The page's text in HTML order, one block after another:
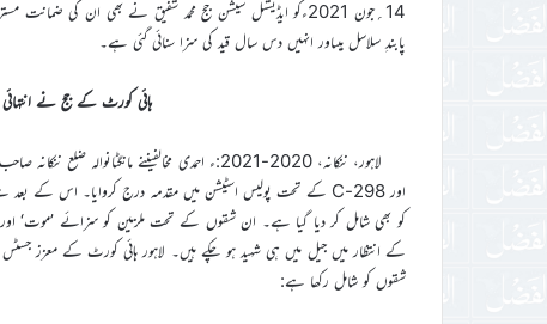
14؍جون 2021ءکو ایڈیشنل سیشن جج محمد شفیق نے بھی ان کی
پابندِ سلاسل ہیںاور انہیں دس سال قید کی سزا سنائی گئی ہے۔
ہائی کورٹ کے جج نے انتہائی
کو بھی شامل کر دیا گیا ہے۔ ان شقوں کے تحت ملزمین کو سزائے ’موت‘
کے انتظار میں جیل میں ہی شہید ہو چکے ہیں۔ لاہور ہائی کورٹ کے معزز
شقوں کو شامل رکھا ہے: